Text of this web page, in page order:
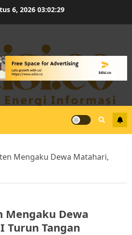
6, 2026 03:02:30
Mengaku Dewa Matahari,
Mengaku Dewa
Turun Tangan